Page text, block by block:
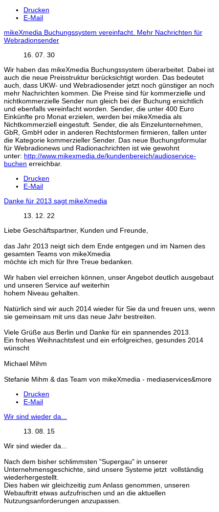
Drucken
E-Mail
mikeXmedia Buchungssystem vereinfacht. Mehr Nachrichten für
Webradionsender
16. 07. 30
Wir haben das mikeXmedia Buchungssystem überarbeitet. Dabei ist
auch die neue Preisstruktur berücksichtigt worden. Das bedeutet
auch, dass UKW- und Webradiosender jetzt noch günstiger an noch
mehr Nachrichten kommen. Die Preise sind für kommerzielle und
nichtkommerzielle Sender nun gleich bei der Buchung ersichtlich
und ebenfalls vereinfacht worden. Sender, die unter 400 Euro
Einkünfte pro Monat erzielen, werden bei mikeXmedia als
Nichtkommerziell eingestuft. Sender, die als Einzelunternehmen,
GbR, GmbH oder in anderen Rechtsformen firmieren, fallen unter
die Kategorie kommerzieller Sender. Das neue Buchungsformular
für Webradionews und Radionachrichten ist wie gewohnt
unter: http://www.mikexmedia.de/kundenbereich/audioservice-
buchen erreichbar.
Drucken
E-Mail
Danke für 2013 sagt mikeXmedia
13. 12. 22
Liebe Geschäftspartner, Kunden und Freunde,
das Jahr 2013 neigt sich dem Ende entgegen und im Namen des
gesamten Teams von mikeXmedia
möchte ich mich für Ihre Treue bedanken.
Wir haben viel erreichen können, unser Angebot deutlich ausgebaut
und unseren Service auf weiterhin
hohem Niveau gehalten.
Natürlich sind wir auch 2014 wieder für Sie da und freuen uns, wenn
sie gemeinsam mit uns das neue Jahr bestreiten.
Viele Grüße aus Berlin und Danke für ein spannendes 2013.
Ein frohes Weihnachtsfest und ein erfolgreiches, gesundes 2014
wünscht
Michael Mihm
Stefanie Mihm & das Team von mikeXmedia - mediaservices&more
Drucken
E-Mail
Wir sind wieder da...
13. 08. 15
Wir sind wieder da...
Nach dem bisher schlimmsten "Supergau" in unserer
Unternehmensgeschichte, sind unsere Systeme jetzt vollständig
wiederhergestellt.
Dies haben wir gleichzeitig zum Anlass genommen, unseren
Webauftritt etwas aufzufrischen und an die aktuellen
Nutzungsanforderungen anzupassen.